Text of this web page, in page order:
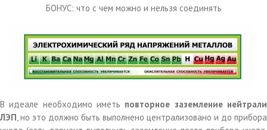
БОНУС: что с чем можно и нельзя соединять
В идеале необходимо иметь повторное заземление нейтрали
ЛЭП, но это должно быть выполнено централизовано и до прибора